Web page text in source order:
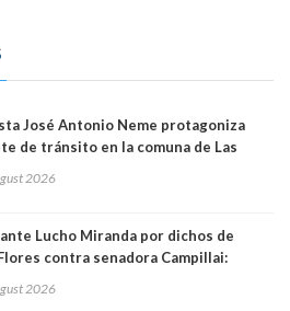
José Antonio Neme protagoniza
de tránsito en la comuna de Las
2026
Lucho Miranda por dichos de
contra senadora Campillai:
quitar dignidad"
2026